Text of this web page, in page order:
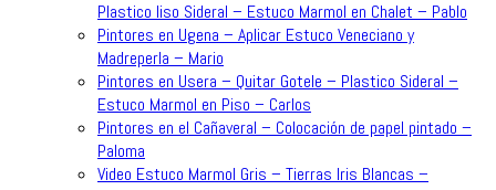
Plastico liso Sideral – Estuco Marmol en Chalet – Pablo
Pintores en Ugena – Aplicar Estuco Veneciano y
Madreperla – Mario
Pintores en Usera – Quitar Gotele – Plastico Sideral –
Estuco Marmol en Piso – Carlos
Pintores en el Cañaveral – Colocación de papel pintado –
Paloma
Video Estuco Marmol Gris – Tierras Iris Blancas –